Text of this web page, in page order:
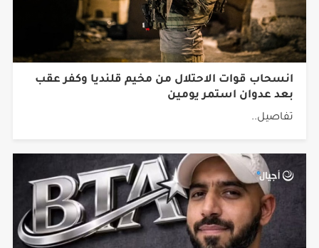
انسحاب قوات الاحتلال من مخيم قلنديا وكفر عقب
بعد عدوان استمر يومين
تفاصيل..